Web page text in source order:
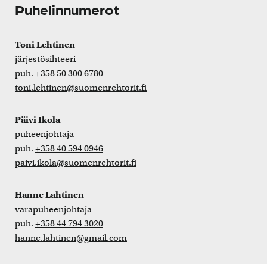
Puhelinnumerot
Toni Lehtinen
järjestösihteeri
puh. +358 50 300 6780
toni.lehtinen@suomenrehtorit.fi
Päivi Ikola
puheenjohtaja
puh. +358 40 594 0946
paivi.ikola@suomenrehtorit.fi
Hanne Lahtinen
varapuheenjohtaja
puh. +358 44 794 3020
hanne.lahtinen@gmail.com